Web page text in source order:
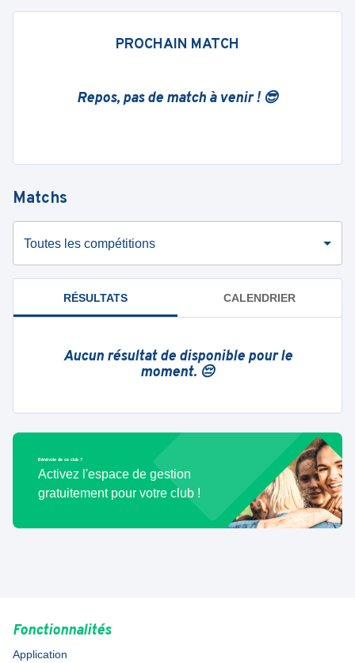
PROCHAIN MATCH
Repos, pas de match à venir ! 😎
Matchs
Toutes les compétitions
RÉSULTATS CALENDRIER
Aucun résultat de disponible pour le
moment. 😔
Bénévole de ce club ?
Activez l'espace de gestion
gratuitement pour votre club !
Fonctionnalités
Application